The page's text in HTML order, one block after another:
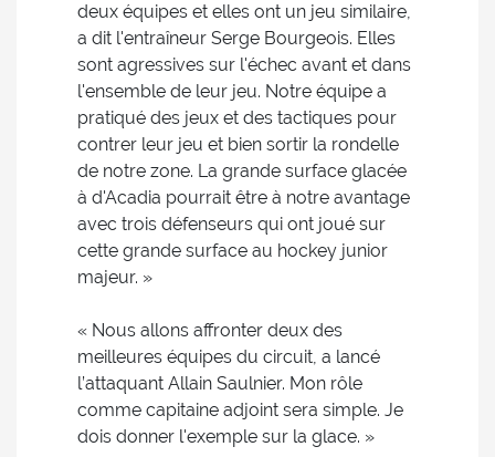
deux équipes et elles ont un jeu similaire,
a dit l'entraîneur Serge Bourgeois. Elles
sont agressives sur l'échec avant et dans
l'ensemble de leur jeu. Notre équipe a
pratiqué des jeux et des tactiques pour
contrer leur jeu et bien sortir la rondelle
de notre zone. La grande surface glacée
à d'Acadia pourrait être à notre avantage
avec trois défenseurs qui ont joué sur
cette grande surface au hockey junior
majeur. »
« Nous allons affronter deux des
meilleures équipes du circuit, a lancé
l’attaquant Allain Saulnier. Mon rôle
comme capitaine adjoint sera simple. Je
dois donner l'exemple sur la glace. »